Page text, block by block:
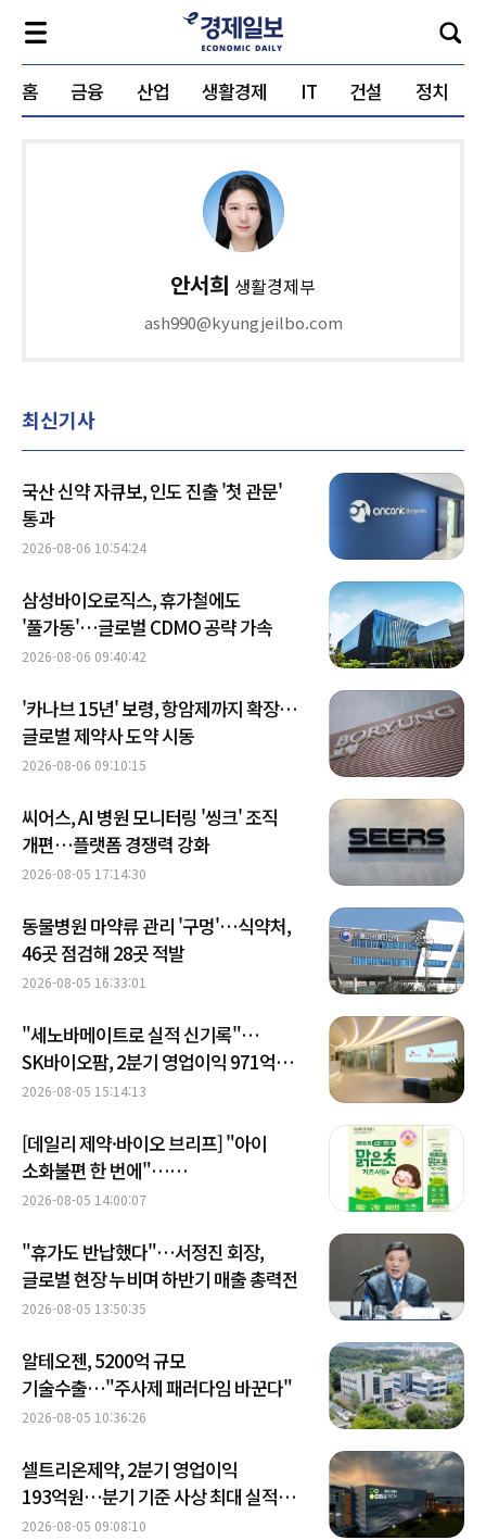
홈 금융 산업 생활경제 IT 건설 정치
안서희 생활경제부
ash990@kyungjeilbo.com
최신기사
국산 신약 자큐보, 인도 진출 '첫 관문'
통과
2026-08-06 10:54:24
삼성바이오로직스, 휴가철에도
'풀가동'…글로벌 CDMO 공략 가속
2026-08-06 09:40:42
'카나브 15년' 보령, 항암제까지 확장…
글로벌 제약사 도약 시동
2026-08-06 09:10:15
씨어스, AI 병원 모니터링 '씽크' 조직
개편…플랫폼 경쟁력 강화
2026-08-05 17:14:30
동물병원 마약류 관리 '구멍'…식약처,
46곳 점검해 28곳 적발
2026-08-05 16:33:01
"세노바메이트로 실적 신기록"…
SK바이오팜, 2분기 영업이익 971억
달성
2026-08-05 15:14:13
[데일리 제약·바이오 브리프] "아이
소화불편 한 번에"…
보령컨슈머헬스케어, 맑은초키즈시럽
2026-08-05 14:00:07
"휴가도 반납했다"…서정진 회장,
글로벌 현장 누비며 하반기 매출 총력전
2026-08-05 13:50:35
알테오젠, 5200억 규모
기술수출…"주사제 패러다임 바꾼다"
2026-08-05 10:36:26
셀트리온제약, 2분기 영업이익
193억원…분기 기준 사상 최대 실적
달성
2026-08-05 09:08:10